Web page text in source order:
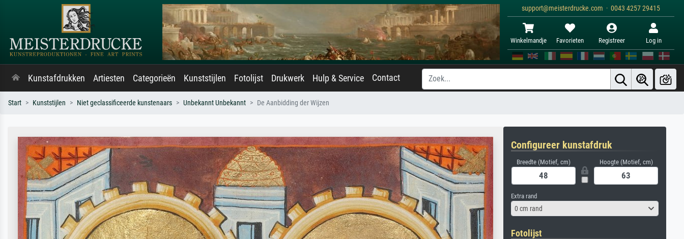
support@meisterdrucke.com · 0043 4257 29415
Winkelmandje Favorieten Registreer Log in
Kunstafdrukken Artiesten Categorieën Kunststijlen Fotolijst Drukwerk Hulp & Service Contact
Start Kunststijlen Niet geclassificeerde kunstenaars Unbekannt Unbekannt De Aanbidding der Wijzen
Configureer kunstafdruk
Breedte (Motief, cm) Hoogte (Motief, cm)
Extra rand
0 cm rand
Fotolijst